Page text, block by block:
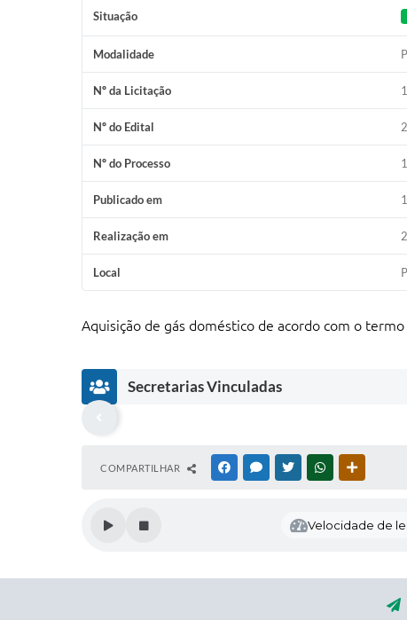
Situação
Modalidade
Nº da Licitação
Nº do Edital
Nº do Processo
Publicado em
Realização em
Local
Aquisição de gás doméstico de acordo com o
Secretarias Vinculadas
Secr
COMPARTILHAR FACEBOOKMESSENGER
TWITTERWHATSAPP
Velocidade de